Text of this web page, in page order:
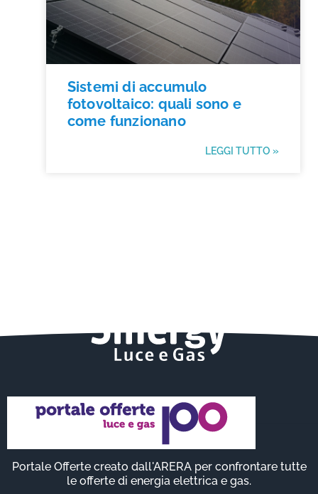
Sistemi di accumulo
fotovoltaico: quali sono e
come funzionano
LEGGI TUTTO »
Portale Offerte creato dall'ARERA per confrontare tutte
le offerte di energia elettrica e gas.